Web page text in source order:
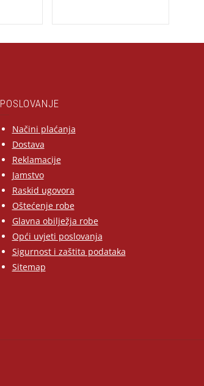
POSLOVANJE
Načini plaćanja
Dostava
Reklamacije
Jamstvo
Raskid ugovora
Oštećenje robe
Glavna obilježja robe
Opći uvjeti poslovanja
Sigurnost i zaštita podataka
Sitemap